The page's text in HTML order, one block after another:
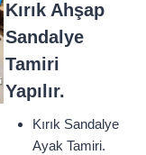
Kırık Ahşap
Sandalye
Tamiri
Yapılır.
Kırık Sandalye
Ayak Tamiri.